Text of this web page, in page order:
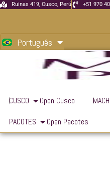
Ir
o
conteúdo
Ruinas 419, Cusco, Perú +51 970
Português
English
Español
CUSCO Open Cusco
PACOTES
Open Pacotes